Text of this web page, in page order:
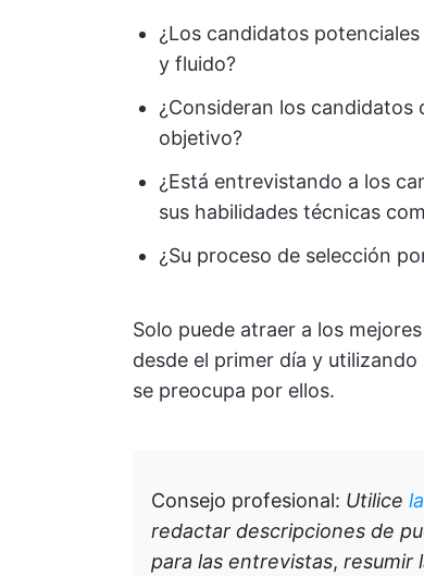
¿Los candidatos
y fluido?
¿Consideran los candidatos
objetivo?
¿Está entrevistando a los
sus habilidades técnicas
¿Su proceso de selección
Solo puede atraer a los
desde el primer día y
se preocupa por ellos.
Consejo profesional: Utilice
redactar descripciones de
para las entrevistas, resumir